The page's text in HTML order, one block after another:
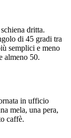
dritta.
di 45 gradi tra
semplici e meno
almeno 50.
in ufficio
mela, una pera,
caffè.